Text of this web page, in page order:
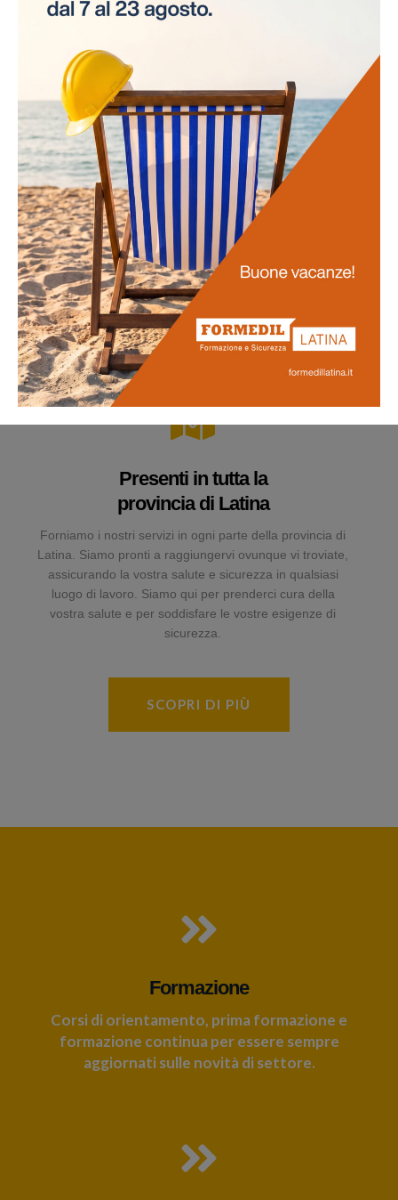
necessità di interruzioni per gli esami. Questo
approccio innovativo non solo risparmia tempo alle
Promozione
della salute
La salute dei lavoratori rappresenta il fulcro di questo
progetto. Favoriamo uno stile di vita salutare tra il
personale e sosteniamo attivamente la prevenzione
delle malattie professionali. Ci impegniamo
nell'obiettivo di potenziare la vostra salute e il vostro
benessere generale.
Presenti in tutta la
provincia di Latina
Forniamo i nostri servizi in ogni parte della provincia di
Latina. Siamo pronti a raggiungervi ovunque vi troviate,
assicurando la vostra salute e sicurezza in qualsiasi
luogo di lavoro. Siamo qui per prenderci cura della
vostra salute e per soddisfare le vostre esigenze di
sicurezza.
SCOPRI DI PIÙ
Formazione
Corsi di orientamento, prima formazione e
formazione continua per essere sempre
aggiornati sulle novità di settore.